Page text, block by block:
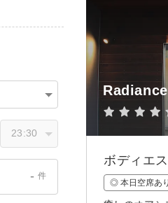
Radiance
ボディエ
◎ 本日空席あり
- 件